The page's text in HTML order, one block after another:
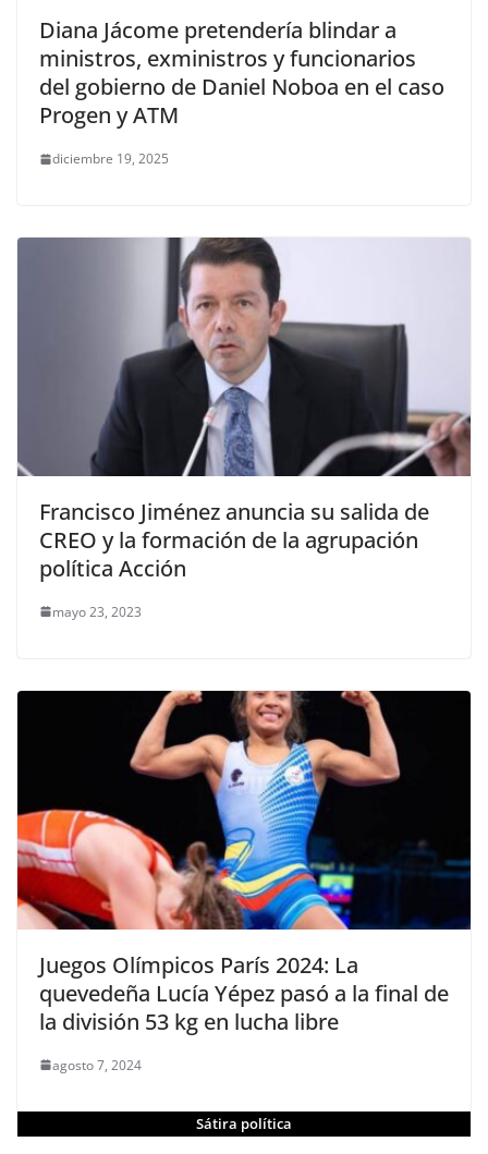
Diana Jácome pretendería blindar a
ministros, exministros y funcionarios
del gobierno de Daniel Noboa en el caso
Progen y ATM
diciembre 19, 2025
Francisco Jiménez anuncia su salida de
CREO y la formación de la agrupación
política Acción
mayo 23, 2023
Juegos Olímpicos París 2024: La
quevedeña Lucía Yépez pasó a la final de
la división 53 kg en lucha libre
agosto 7, 2024
Sátira política